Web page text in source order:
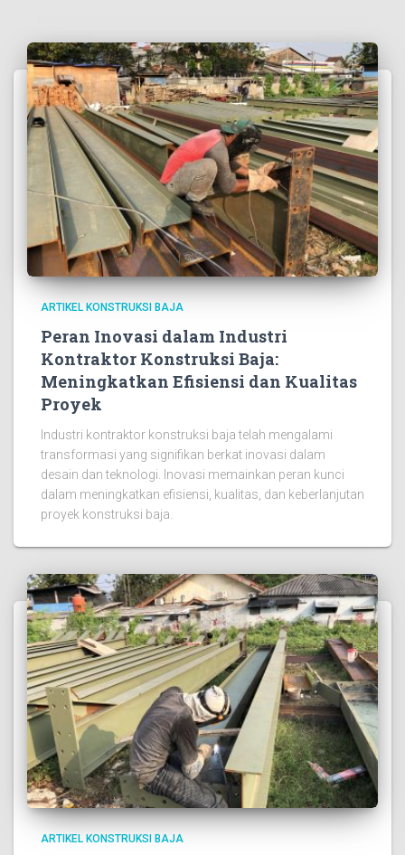
ARTIKEL KONSTRUKSI BAJA
Peran Inovasi dalam Industri
Kontraktor Konstruksi Baja:
Meningkatkan Efisiensi dan Kualitas
Proyek
Industri kontraktor konstruksi baja telah mengalami
transformasi yang signifikan berkat inovasi dalam
desain dan teknologi. Inovasi memainkan peran kunci
dalam meningkatkan efisiensi, kualitas, dan keberlanjutan
proyek konstruksi baja.
ARTIKEL KONSTRUKSI BAJA